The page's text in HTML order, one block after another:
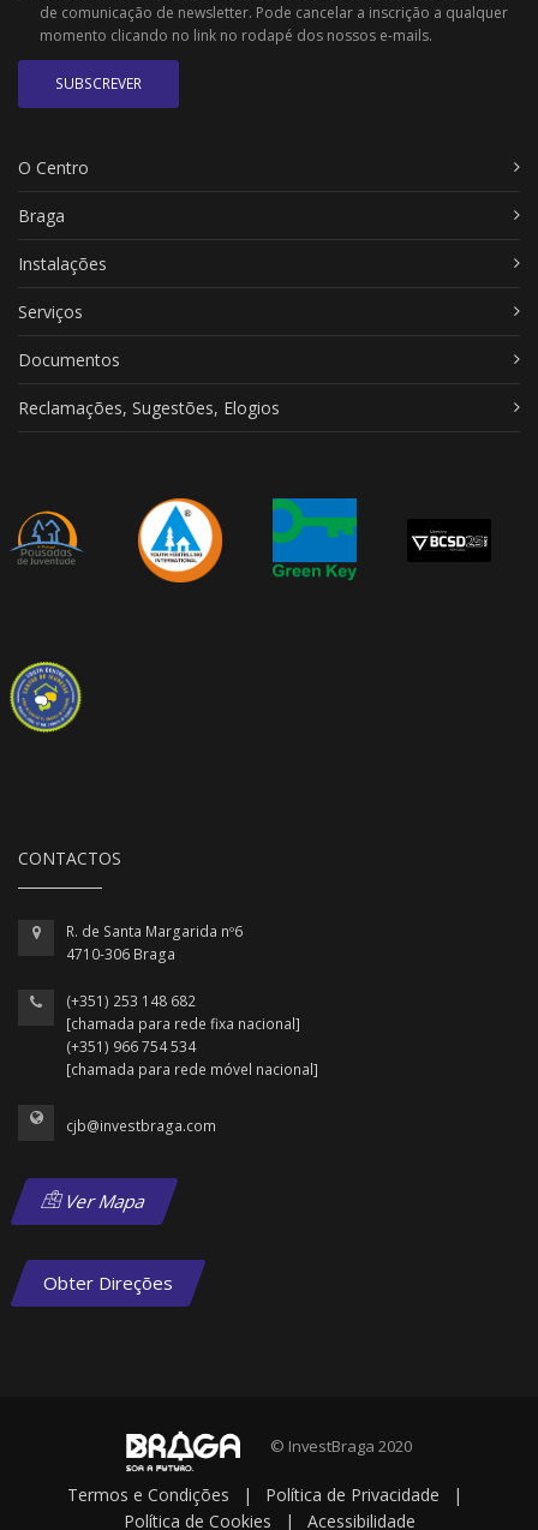
de comunicação de newsletter. Pode cancelar a inscrição a qualquer
momento clicando no link no rodapé dos nossos e-mails.
SUBSCREVER
O Centro
Braga
Instalações
Serviços
Documentos
Reclamações, Sugestões, Elogios
CONTACTOS
R. de Santa Margarida nº6
4710-306 Braga
(+351) 253 148 682
[chamada para rede fixa nacional]
(+351) 966 754 534
[chamada para rede móvel nacional]
cjb@investbraga.com
Ver Mapa
Obter Direções
© InvestBraga 2020
Termos e Condições | Política de Privacidade
|
Política de Cookies
| Acessibilidade